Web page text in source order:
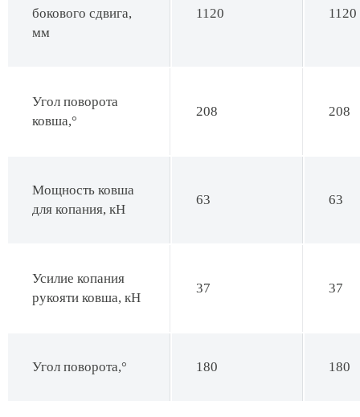
бокового сдвига,
мм
1120 1120
Угол поворота
ковша,°
208 208
Мощность ковша
для копания, кН
63 63
Усилие копания
рукояти ковша, кН
37 37
Угол поворота,° 180 180